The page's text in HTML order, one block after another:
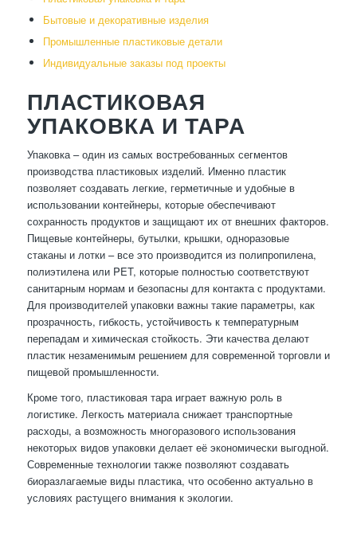
Бытовые и декоративные изделия
Промышленные пластиковые детали
Индивидуальные заказы под проекты
ПЛАСТИКОВАЯ
УПАКОВКА И ТАРА
Упаковка – один из самых востребованных сегментов
производства пластиковых изделий. Именно пластик
позволяет создавать легкие, герметичные и удобные в
использовании контейнеры, которые обеспечивают
сохранность продуктов и защищают их от внешних факторов.
Пищевые контейнеры, бутылки, крышки, одноразовые
стаканы и лотки – все это производится из полипропилена,
полиэтилена или PET, которые полностью соответствуют
санитарным нормам и безопасны для контакта с продуктами.
Для производителей упаковки важны такие параметры, как
прозрачность, гибкость, устойчивость к температурным
перепадам и химическая стойкость. Эти качества делают
пластик незаменимым решением для современной торговли и
пищевой промышленности.
Кроме того, пластиковая тара играет важную роль в
логистике. Легкость материала снижает транспортные
расходы, а возможность многоразового использования
некоторых видов упаковки делает её экономически выгодной.
Современные технологии также позволяют создавать
биоразлагаемые виды пластика, что особенно актуально в
условиях растущего внимания к экологии.